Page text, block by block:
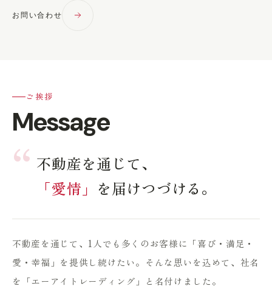
お問い合わせ
ご挨拶
Message
“ 不動産を通じて、
「愛情」 を届けつづける。
不動産を通じて、1人でも多くのお客様に「喜び・満足・
愛・幸福」を提供し続けたい。そんな思いを込めて、社名
を「エーアイトレーディング」と名付けました。